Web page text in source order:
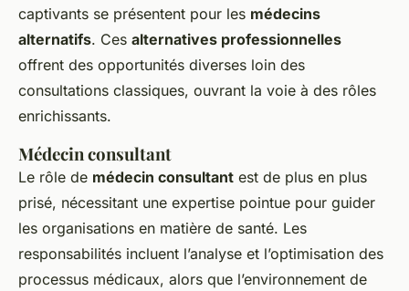
captivants se présentent pour les médecins
alternatifs. Ces alternatives professionnelles
offrent des opportunités diverses loin des
consultations classiques, ouvrant la voie à des rôles
enrichissants.
Médecin consultant
Le rôle de médecin consultant est de plus en plus
prisé, nécessitant une expertise pointue pour guider
les organisations en matière de santé. Les
responsabilités incluent l’analyse et l’optimisation des
processus médicaux, alors que l’environnement de